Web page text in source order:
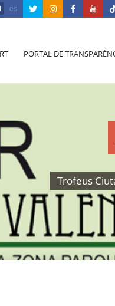
es
PORTAL DE
Trofeus